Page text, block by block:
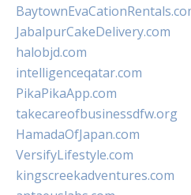
JabalpurCakeDelivery.com
halobjd.com
intelligenceqatar.com
PikaPikaApp.com
takecareofbusinessdfw.org
HamadaOfJapan.com
VersifyLifestyle.com
kingscreekadventures.com